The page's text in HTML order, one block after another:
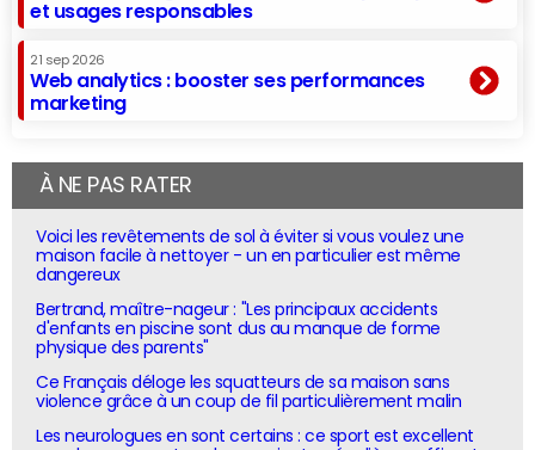
et usages responsables
21 sep 2026
Web analytics : booster ses performances
marketing
À NE PAS RATER
Voici les revêtements de sol à éviter si vous voulez une
maison facile à nettoyer - un en particulier est même
dangereux
Bertrand, maître-nageur : "Les principaux accidents
d'enfants en piscine sont dus au manque de forme
physique des parents"
Ce Français déloge les squatteurs de sa maison sans
violence grâce à un coup de fil particulièrement malin
Les neurologues en sont certains : ce sport est excellent